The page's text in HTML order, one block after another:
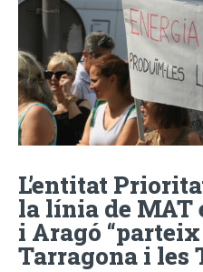
L’entitat
la línia de MAT
i Aragó “parteix
Tarragona i les